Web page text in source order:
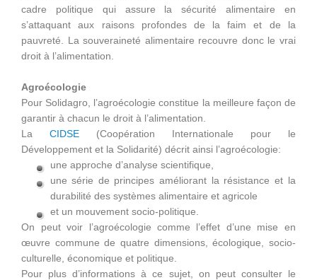
cadre politique qui assure la sécurité alimentaire en
s’attaquant aux raisons profondes de la faim et de la
pauvreté. La souveraineté alimentaire recouvre donc le vrai
droit à l’alimentation.
Agroécologie
Pour Solidagro, l’agroécologie constitue la meilleure façon de
garantir à chacun le droit à l’alimentation.
LaCIDSE (Coopération Internationale pour le
Développement et la Solidarité) décrit ainsi l’agroécologie:
une approche d’analyse scientifique,
une série de principes améliorant la résistance et la
durabilité des systèmes alimentaire et agricole
et un mouvement socio-politique.
On peut voir l’agroécologie comme l’effet d’une mise en
œuvre commune de quatre dimensions, écologique, socio-
culturelle, économique et politique.
Pour plus d’informations à ce sujet, on peut consulter le